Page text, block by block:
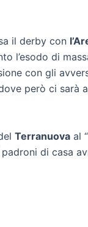
il derby con
l’esodo di
con gli
però ci sarà
Terranuova al
di casa